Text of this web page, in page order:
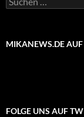
nach:
MIKANEWS.DE
FOLGE UNS AUF